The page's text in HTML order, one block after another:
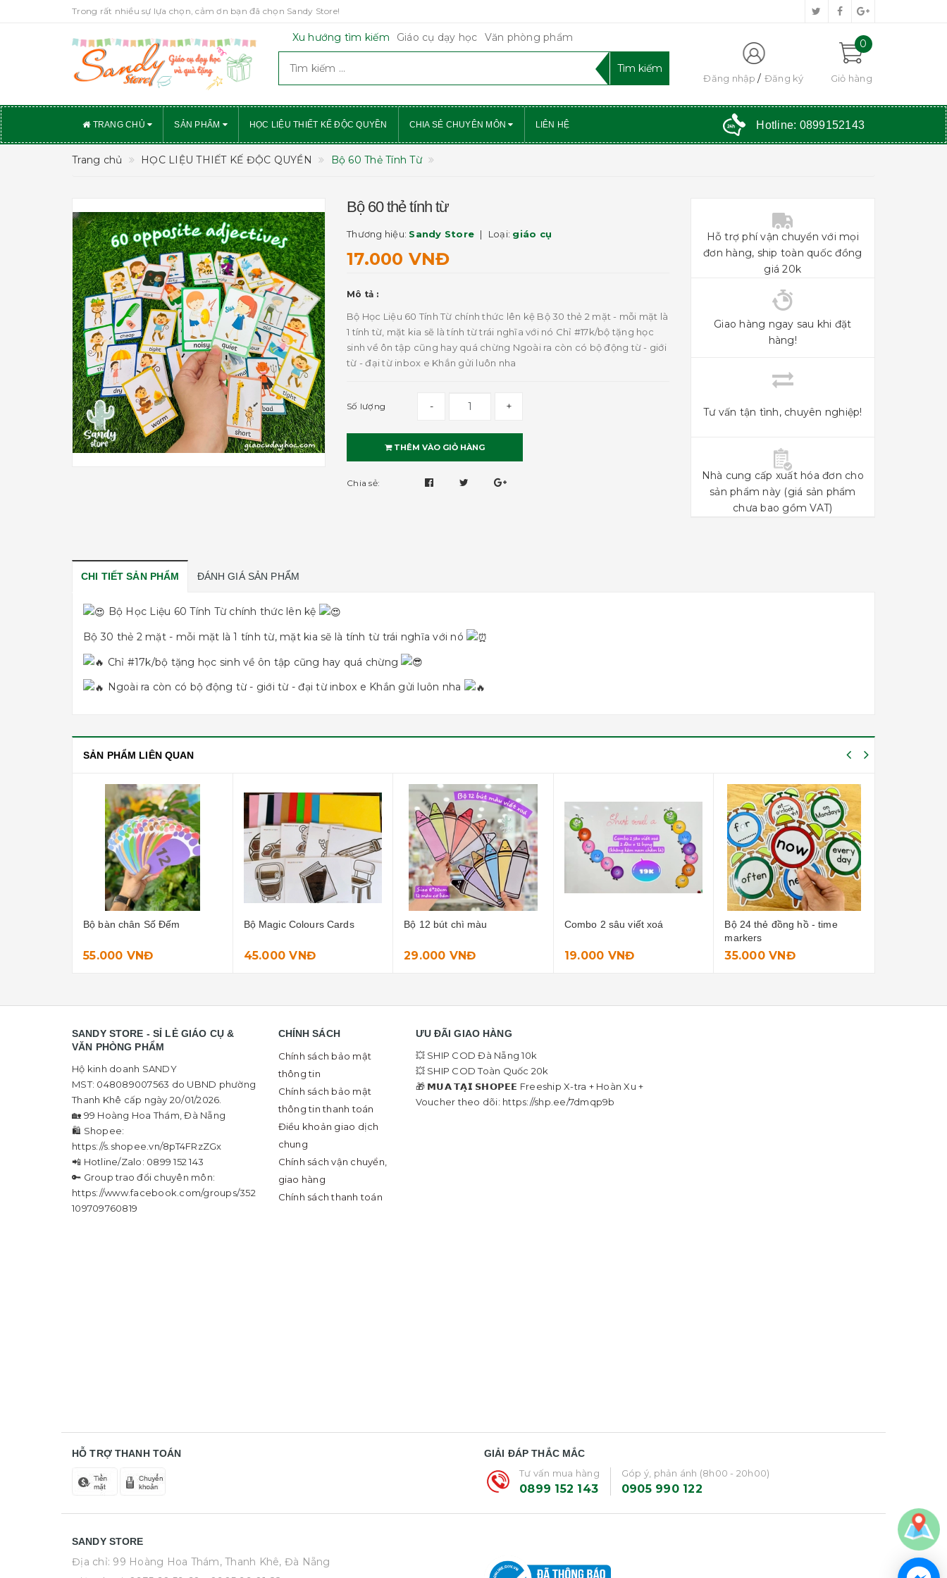
Trong rất nhiều sự lựa chọn, cảm ơn bạn đã chọn Sandy Store!
Xu hướng tìm kiếm Giáo cụ dạy học Văn phòng phẩm
Đăng nhập Đăng ký
0
Giỏ hàng
TRANG CHỦ SẢN PHẨM HỌC LIỆU THIẾT KẾ ĐỘC QUYỀN CHIA SẺ CHUYÊN MÔN LIÊN HỆ Hotline: 0899152143
Trang chủ HỌC LIỆU THIẾT KẾ ĐỘC QUYỀN Bộ 60 Thẻ Tính Từ
Bộ 60 thẻ tính từ
Thương hiệu: Sandy Store Loại: giáo cụ
17.000 VNĐ
Mô tả :
Bộ Học Liệu 60 Tính Từ chính thức lên kệ Bộ 30 thẻ 2 mặt - mỗi mặt là
1 tính từ, mặt kia sẽ là tính từ trái nghĩa với nó Chỉ #17k/bộ tặng học
sinh về ôn tập cũng hay quá chừng Ngoài ra còn có bộ động từ - giới
từ - đại từ inbox e Khắn gửi luôn nha
Số lượng - +
THÊM VÀO GIỎ HÀNG
Chia sẻ:
Hỗ trợ phí vận chuyển với mọi
đơn hàng, ship toàn quốc đồng
giá 20k
Giao hàng ngay sau khi đặt
hàng!
Tư vấn tận tình, chuyên nghiệp!
Nhà cung cấp xuất hóa đơn cho
sản phẩm này (giá sản phẩm
chưa bao gồm VAT)
CHI TIẾT SẢN PHẨM ĐÁNH GIÁ SẢN PHẨM
Bộ Học Liệu 60 Tính Từ chính thức lên kệ
Bộ 30 thẻ 2 mặt - mỗi mặt là 1 tính từ, mặt kia sẽ là tính từ trái nghĩa với nó
Chỉ #17k/bộ tặng học sinh về ôn tập cũng hay quá chừng
Ngoài ra còn có bộ động từ - giới từ - đại từ inbox e Khắn gửi luôn nha
SẢN PHẨM LIÊN QUAN
Bộ bàn chân Số Đếm Bộ Magic Colours Cards
45.000 VNĐ
Bộ 12 bút chì màu
29.000 VNĐ
Combo 2 sâu viết xoá
Bộ 24 thẻ đồng hồ - time
Bộ 12 ruồi Cute
SANDY STORE - SỈ LẺ GIÁO CỤ &
VĂN PHÒNG PHẨM
Hộ kinh doanh SANDY
MST: 048089007563 do UBND phường
Thanh Khê cấp ngày 20/01/2026.
🏡 99 Hoàng Hoa Thám, Đà Nẵng
🛍 Shopee:
https://s.shopee.vn/8pT4FRzZGx
📲 Hotline/Zalo: 0899 152 143
🔑 Group trao đổi chuyên môn:
https://www.facebook.com/groups/352
109709760819
CHÍNH SÁCH
Chính sách bảo mật
thông tin
Chính sách bảo mật
thông tin thanh toán
Điều khoản giao dịch
chung
Chính sách vận chuyển,
giao hàng
Chính sách thanh toán
ƯU ĐÃI GIAO HÀNG
💥 SHIP COD Đà Nẵng 10k
💥 SHIP COD Toàn Quốc 20k
🎁 𝗠𝗨𝗔 𝗧𝗔̣𝗜 𝗦𝗛𝗢𝗣𝗘𝗘 Freeship X-tra + Hoàn Xu +
Voucher theo dõi: https://shp.ee/7dmqp9b
HỖ TRỢ THANH TOÁN
GIẢI ĐÁP THẮC MẮC
Tư vấn mua hàng
0899 152 143
Góp ý, phản ánh (8h00 - 20h00)
0905 990 122
SANDY STORE
Địa chỉ: 99 Hoàng Hoa Thám, Thanh Khê, Đà Nẵng